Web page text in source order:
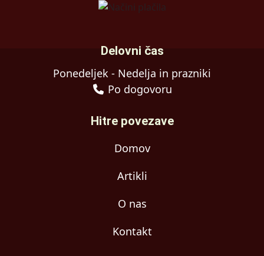
Delovni čas
Ponedeljek - Nedelja in prazniki
Po dogovoru
Hitre povezave
Domov
Artikli
O nas
Kontakt